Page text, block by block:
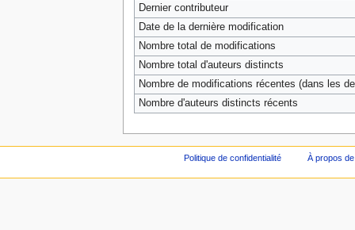
Dernier contributeur
Date de la dernière modification
Nombre total de modifications
Nombre total d'auteurs distincts
Nombre de modifications récentes (dans les
Nombre d'auteurs distincts récents
Politique de confidentialité À propos